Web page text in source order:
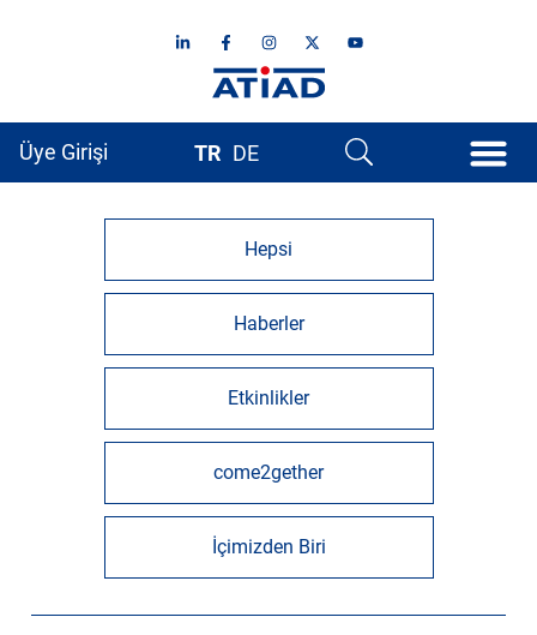
Üye Girişi TR DE
Hepsi
Haberler
Etkinlikler
come2gether
İçimizden Biri